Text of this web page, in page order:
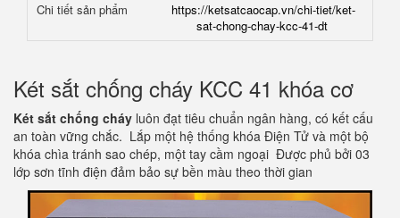
Chi tiết sản phẩm
https://ketsatcaocap.vn/chi-tiet/ket-
sat-chong-chay-kcc-41-dt
Két sắt chống cháy KCC 41 khóa cơ
Két sắt chống cháy luôn đạt tiêu chuẩn ngân hàng, có kết cấu
an toàn vững chắc. Lắp một hệ thống khóa Điện Tử và một bộ
khóa chìa tránh sao chép, một tay cầm ngoại Được phủ bởi 03
lớp sơn tĩnh điện đảm bảo sự bền màu theo thời gian